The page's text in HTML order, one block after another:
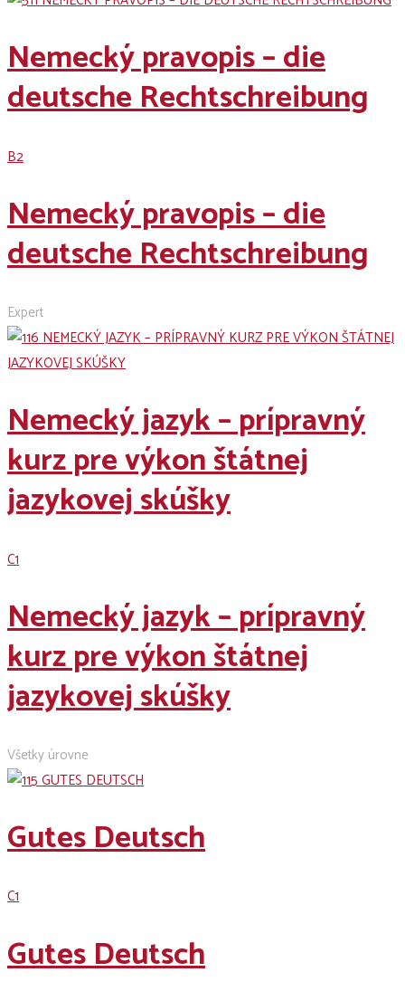
Nemecký pravopis – die
deutsche Rechtschreibung
B2
Nemecký pravopis – die
deutsche Rechtschreibung
Expert
Nemecký jazyk – prípravný
kurz pre výkon štátnej
jazykovej skúšky
C1
Nemecký jazyk – prípravný
kurz pre výkon štátnej
jazykovej skúšky
Všetky úrovne
Gutes Deutsch
C1
Gutes Deutsch